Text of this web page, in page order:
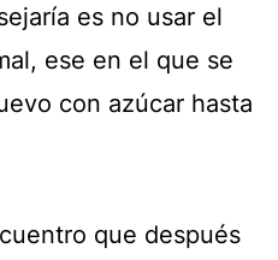
es no usar el
ese en el que se
con azúcar hasta
que después